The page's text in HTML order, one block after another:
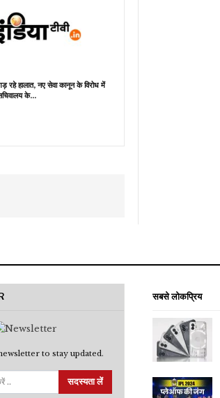
रहे हालात, नए सेवा कानून के विरोध में
के…
to stay updated.
सदस्यता लें
सबसे लोकप्रिय